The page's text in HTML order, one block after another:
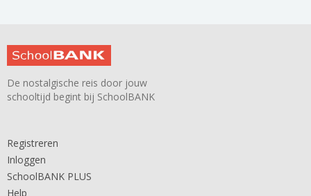
De nostalgische reis door jouw
schooltijd begint bij SchoolBANK
Registreren
Inloggen
SchoolBANK PLUS
Help